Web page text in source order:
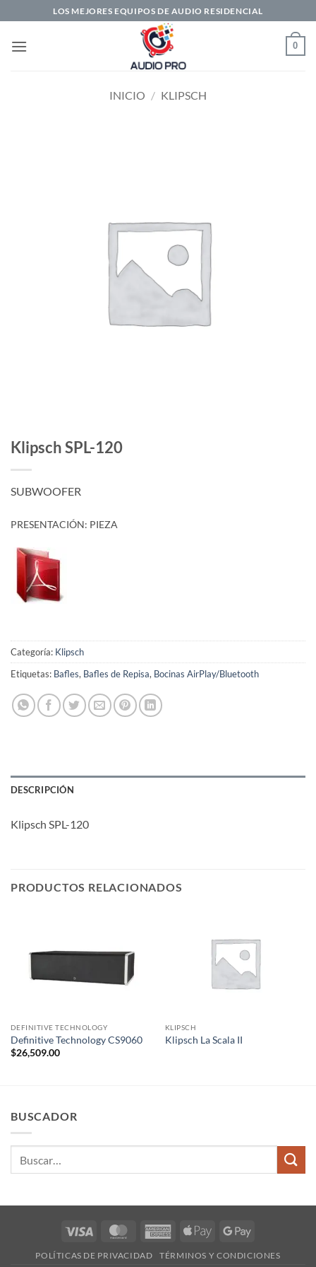
al
contenido
LOS MEJORES EQUIPOS DE AUDIO RESIDENCIAL
0
INICIO / KLIPSCH
Klipsch SPL-120
SUBWOOFER
PRESENTACIÓN: PIEZA
Categoría: Klipsch
Etiquetas: Bafles, Bafles de Repisa, Bocinas AirPlay/Bluetooth
DESCRIPCIÓN
Klipsch SPL-120
PRODUCTOS RELACIONADOS
DEFINITIVE TECHNOLOGY
Definitive Technology CS9060
$26,509.00
KLIPSCH
Klipsch La Scala II
BUSCADOR
Visa MasterCardAmericanApple
Google
POLÍTICAS DE PRIVACIDAD TÉRMINOS Y CONDICIONES